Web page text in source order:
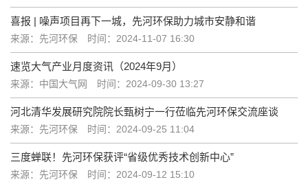
喜报 | 噪声项目再下一城，先河环保助力城市安静和谐
来源：先河环保 时间：2024-11-07 16:30
速览大气产业月度资讯（2024年9月）
来源：中国大气网 时间：2024-09-30 13:27
河北清华发展研究院院长甄树宁一行莅临先河环保交流座谈
来源：先河环保 时间：2024-09-25 11:04
三度蝉联！先河环保获评“省级优秀技术创新中心”
来源：先河环保 时间：2024-09-12 15:10